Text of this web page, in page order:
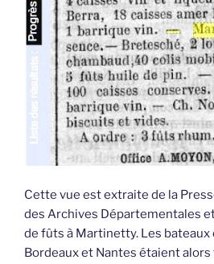
Cette vue est extraite de la
des Archives Départementales
de fûts à Martinetty. Les
Bordeaux et Nantes étaient